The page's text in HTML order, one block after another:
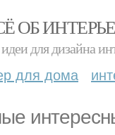
ОБ
для дизайна
для дома